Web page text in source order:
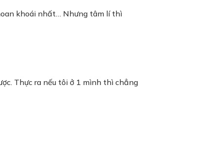
khoái nhất… Nhưng tâm lí thì
Thực ra nếu tôi ở 1 mình thì chẳng